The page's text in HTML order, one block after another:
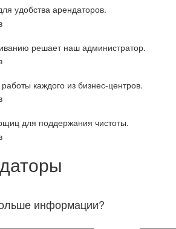
удобства арендаторов.
решает наш администратор.
каждого из бизнес-центров.
для поддержания чистоты.
информации?